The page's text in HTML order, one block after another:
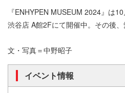
『ENHYPEN MUSEUM 2024』は
渋谷店 A館2Fにて開催中。その後、
文・写真＝中野昭子
イベント情報